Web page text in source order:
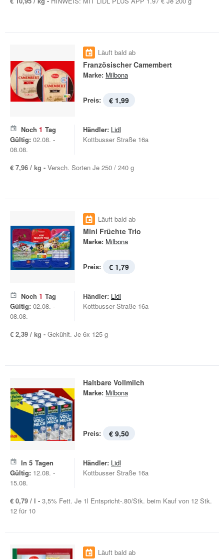
Läuft bald ab
Französischer Camembert
Marke: Milbona
Preis: € 1,99
Noch 1 Tag
Gültig: 02.08. -
08.08.
Händler: Lidl
Kottbusser Straße 16a
€ 7,96 / kg - Versch. Sorten Je 250 / 240 g
Läuft bald ab
Mini Früchte Trio
Marke: Milbona
Preis: € 1,79
Noch 1 Tag
Gültig: 02.08. -
08.08.
Händler: Lidl
Kottbusser Straße 16a
€ 2,39 / kg - Gekühlt. Je 6x 125 g
Haltbare Vollmilch
Marke: Milbona
Preis: € 9,50
In 5 Tagen
Gültig: 12.08. -
15.08.
Händler: Lidl
Kottbusser Straße 16a
€ 0,79 / l - 3,5% Fett. Je 1l Entspricht-.80/Stk. beim Kauf von 12 Stk.
12 für 10
Läuft bald ab